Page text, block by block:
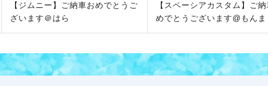
【ジムニー】ご納車おめでとうご
ざいます＠はら
【スペーシアカスタム】ご
めでとうございます@もんま